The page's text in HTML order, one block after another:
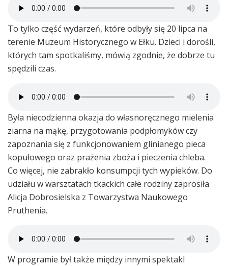
To tylko część wydarzeń, które odbyły się 20 lipca na
terenie Muzeum Historycznego w Ełku. Dzieci i dorośli,
których tam spotkaliśmy, mówią zgodnie, że dobrze tu
spędzili czas.
Była niecodzienna okazja do własnoręcznego mielenia
ziarna na mąkę, przygotowania podpłomyków czy
zapoznania się z funkcjonowaniem glinianego pieca
kopułowego oraz prażenia zboża i pieczenia chleba.
Co więcej, nie zabrakło konsumpcji tych wypieków. Do
udziału w warsztatach tkackich całe rodziny zaprosiła
Alicja Dobrosielska z Towarzystwa Naukowego
Pruthenia.
W programie był także między innymi spektakl